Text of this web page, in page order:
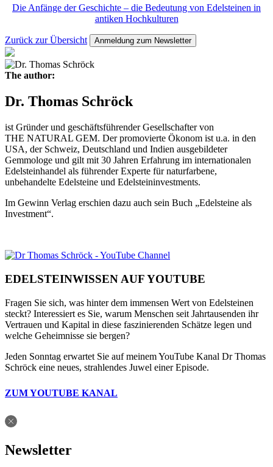
Die Anfänge der Geschichte – die Bedeutung von Edelsteinen in
antiken Hochkulturen
Zurück zur Übersicht Anmeldung zum Newsletter
The author:
Dr. Thomas Schröck
ist Gründer und geschäftsführender Gesellschafter von
THE NATURAL GEM. Der promovierte Ökonom ist u.a. in den
USA, der Schweiz, Deutschland und Indien ausgebildeter
Gemmologe und gilt mit 30 Jahren Erfahrung im internationalen
Edelsteinhandel als führender Experte für naturfarbene,
unbehandelte Edelsteine und Edelsteininvestments.
Im Gewinn Verlag erschien dazu auch sein Buch „Edelsteine als
Investment“.
EDELSTEINWISSEN AUF YOUTUBE
Fragen Sie sich, was hinter dem immensen Wert von Edelsteinen
steckt? Interessiert es Sie, warum Menschen seit Jahrtausenden ihr
Vertrauen und Kapital in diese faszinierenden Schätze legen und
welche Geheimnisse sie bergen?
Jeden Sonntag erwartet Sie auf meinem YouTube Kanal Dr Thomas
Schröck eine neues, strahlendes Juwel einer Episode.
ZUM YOUTUBE KANAL
Newsletter